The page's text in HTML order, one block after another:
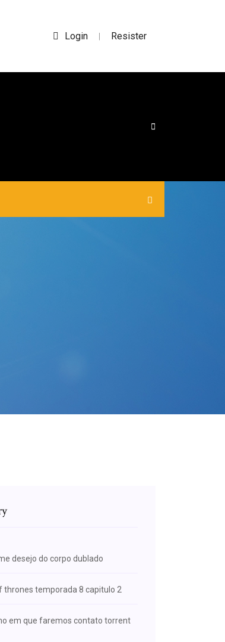
Login | Resister
desejo do corpo dublado
thrones temporada 8 capitulo 2
em que faremos contato torrent